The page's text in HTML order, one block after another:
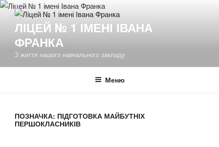
Перейти
вмістуЛІЦЕЙ № 1 ІМЕНІ ІВАНА
ФРАНКА
З життя нашого навчального закладу
Меню
ПОЗНАЧКА: ПІДГОТОВКА МАЙБУТНІХ
ПЕРШОКЛАСНИКІВ